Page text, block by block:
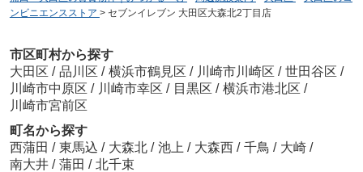
ンビニエンスストア > セブンイレブン 大田区大森北2丁目店
市区町村から探す
大田区 / 品川区 / 横浜市鶴見区 / 川崎市川崎区 / 世田谷区 /
川崎市中原区 / 川崎市幸区 / 目黒区 / 横浜市港北区 /
川崎市宮前区
町名から探す
西蒲田 / 東馬込 / 大森北 / 池上 / 大森西 / 千鳥 / 大崎 /
南大井 / 蒲田 / 北千束